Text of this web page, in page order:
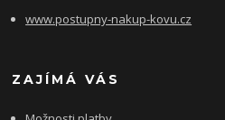
www.postupny-nakup-kovu.cz
ZAJÍMÁ VÁS